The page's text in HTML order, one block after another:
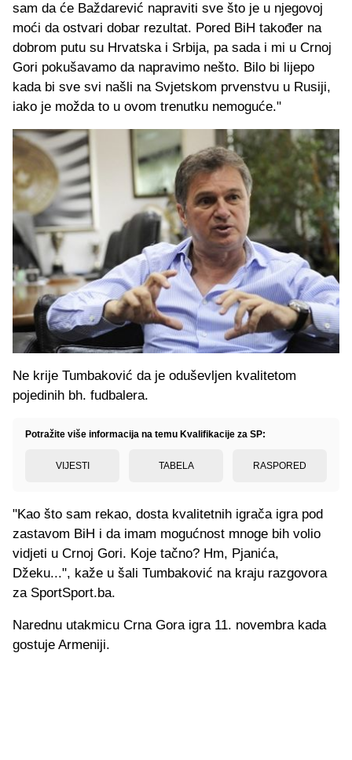
sam da će Baždarević napraviti sve što je u njegovoj
moći da ostvari dobar rezultat. Pored BiH također na
dobrom putu su Hrvatska i Srbija, pa sada i mi u Crnoj
Gori pokušavamo da napravimo nešto. Bilo bi lijepo
kada bi sve svi našli na Svjetskom prvenstvu u Rusiji,
iako je možda to u ovom trenutku nemoguće."
Ne krije Tumbaković da je oduševljen kvalitetom
pojedinih bh. fudbalera.
Potražite više informacija na temu Kvalifikacije za SP:
VIJESTI TABELA RASPORED
"Kao što sam rekao, dosta kvalitetnih igrača igra pod
zastavom BiH i da imam mogućnost mnoge bih volio
vidjeti u Crnoj Gori. Koje tačno? Hm, Pjanića,
Džeku...", kaže u šali Tumbaković na kraju razgovora
za SportSport.ba.
Narednu utakmicu Crna Gora igra 11. novembra kada
gostuje Armeniji.